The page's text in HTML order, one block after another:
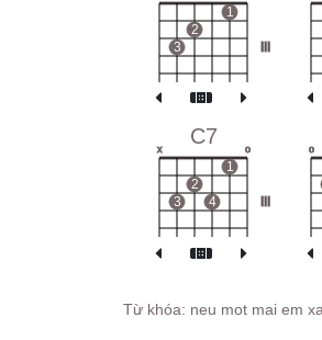
3
2
1
C7
x
3
2
4
1
o o
Từ khóa: neu mot mai em